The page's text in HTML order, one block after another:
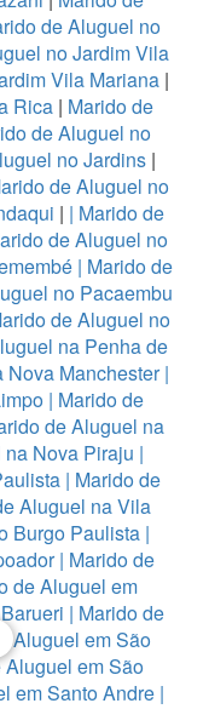
de Aluguel no
no Jardim Vila
Vila Mariana|
Rica | Marido de
de Aluguel no
no Jardins |
de Aluguel no
| | Marido de
de Aluguel no
| Marido de
no Pacaembu
de Aluguel no
na Penha de
Manchester|
| Marido de
de Aluguel na
Nova Piraju |
| Marido de
Aluguel na Vila
Burgo Paulista |
| Marido de
de Aluguel em
| Marido de
Aluguel em São
Aluguel em São
em Santo Andre|